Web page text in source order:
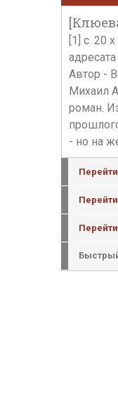
[1] с. 20
Автор -
Михаил
роман.
- но на